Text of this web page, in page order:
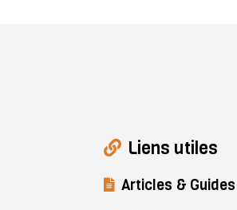
Liens utiles
Articles & Guides